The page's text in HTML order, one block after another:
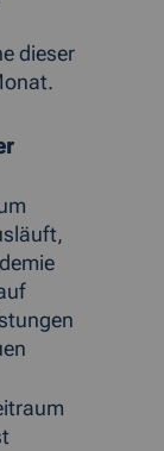
dieser